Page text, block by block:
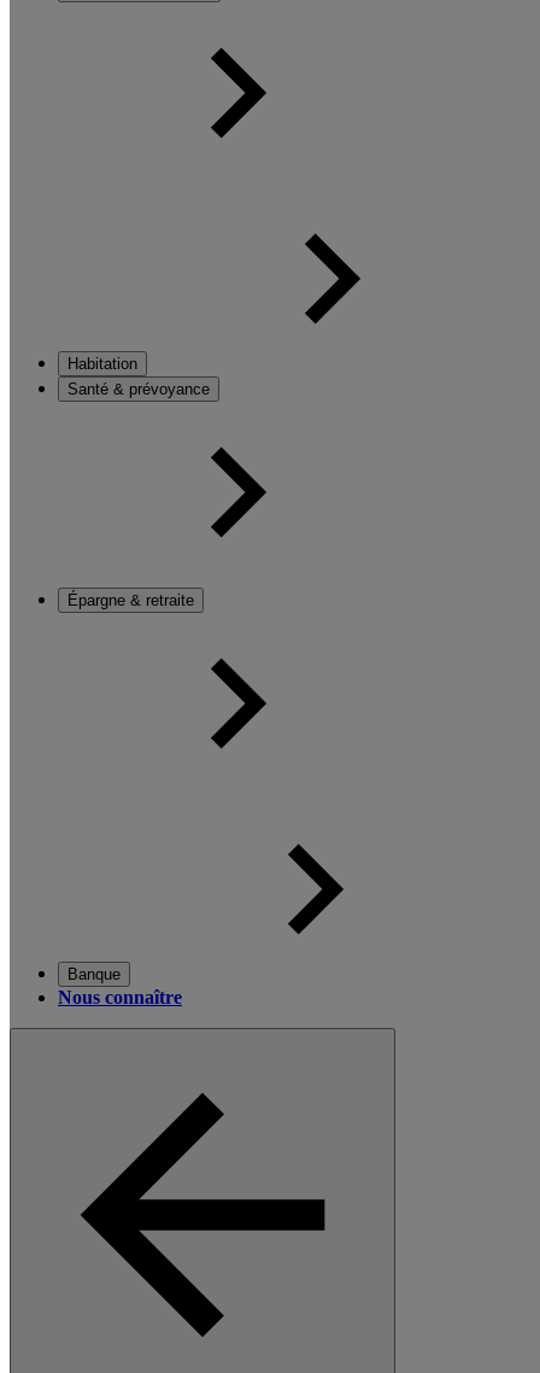
Habitation
Santé & prévoyance
Épargne & retraite
Banque
Nous connaître